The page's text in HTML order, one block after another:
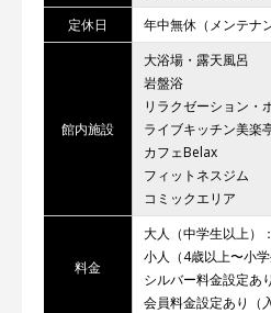
定休日
年中無休（メンテナ
館内施設
大浴場・露天風呂
岩盤浴
リラクゼーション・
ライブキッチン美楽
カフェBelax
フィットネスジム
コミックエリア
料金
大人（中学生以上）
小人（4歳以上〜小
シルバー料金設定あり
会員料金設定あり（